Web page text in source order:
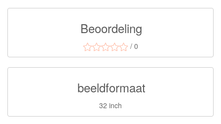
Beoordeling
/ 0
beeldformaat
32 inch